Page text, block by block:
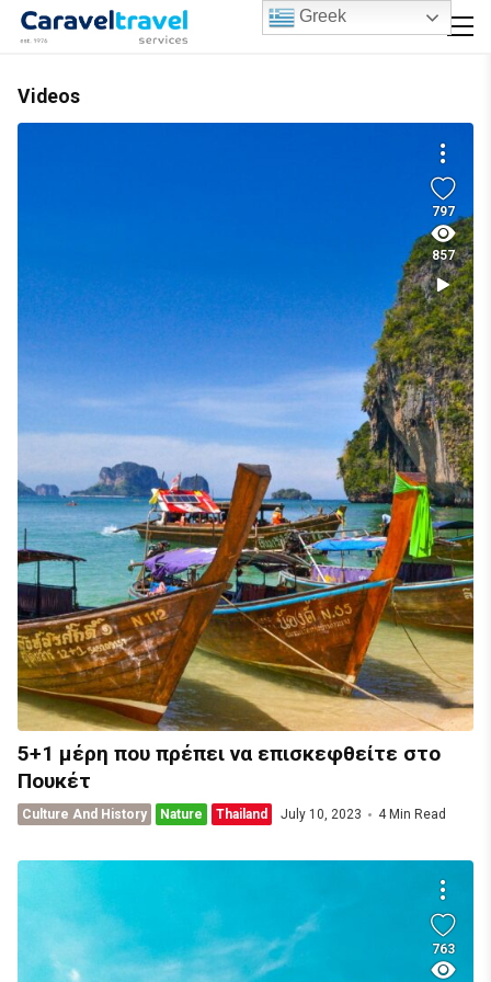
Videos
797
857
5+1 μέρη που πρέπει να επισκεφθείτε στο
Πουκέτ
Culture And History Nature Thailand July 10, 2023 4 Min Read
763
Greek